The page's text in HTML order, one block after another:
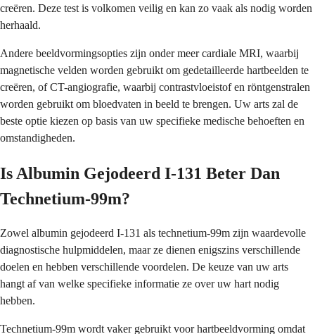
creëren. Deze test is volkomen veilig en kan zo vaak als nodig worden
herhaald.
Andere beeldvormingsopties zijn onder meer cardiale MRI, waarbij
magnetische velden worden gebruikt om gedetailleerde hartbeelden te
creëren, of CT-angiografie, waarbij contrastvloeistof en röntgenstralen
worden gebruikt om bloedvaten in beeld te brengen. Uw arts zal de
beste optie kiezen op basis van uw specifieke medische behoeften en
omstandigheden.
Is Albumin Gejodeerd I-131 Beter Dan
Technetium-99m?
Zowel albumin gejodeerd I-131 als technetium-99m zijn waardevolle
diagnostische hulpmiddelen, maar ze dienen enigszins verschillende
doelen en hebben verschillende voordelen. De keuze van uw arts
hangt af van welke specifieke informatie ze over uw hart nodig
hebben.
Technetium-99m wordt vaker gebruikt voor hartbeeldvorming omdat